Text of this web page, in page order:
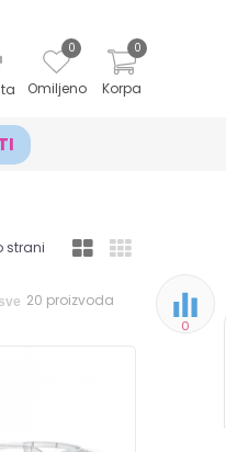
Korpa
0
Omiljeno
0
0
strani
20 proizvoda